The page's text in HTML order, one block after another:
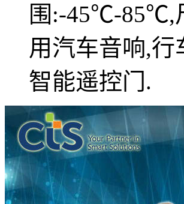
围:-45℃-85℃,
用汽车音响,
智能遥控门.